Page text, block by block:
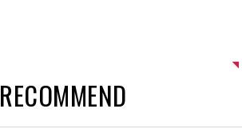
RECOMMEND